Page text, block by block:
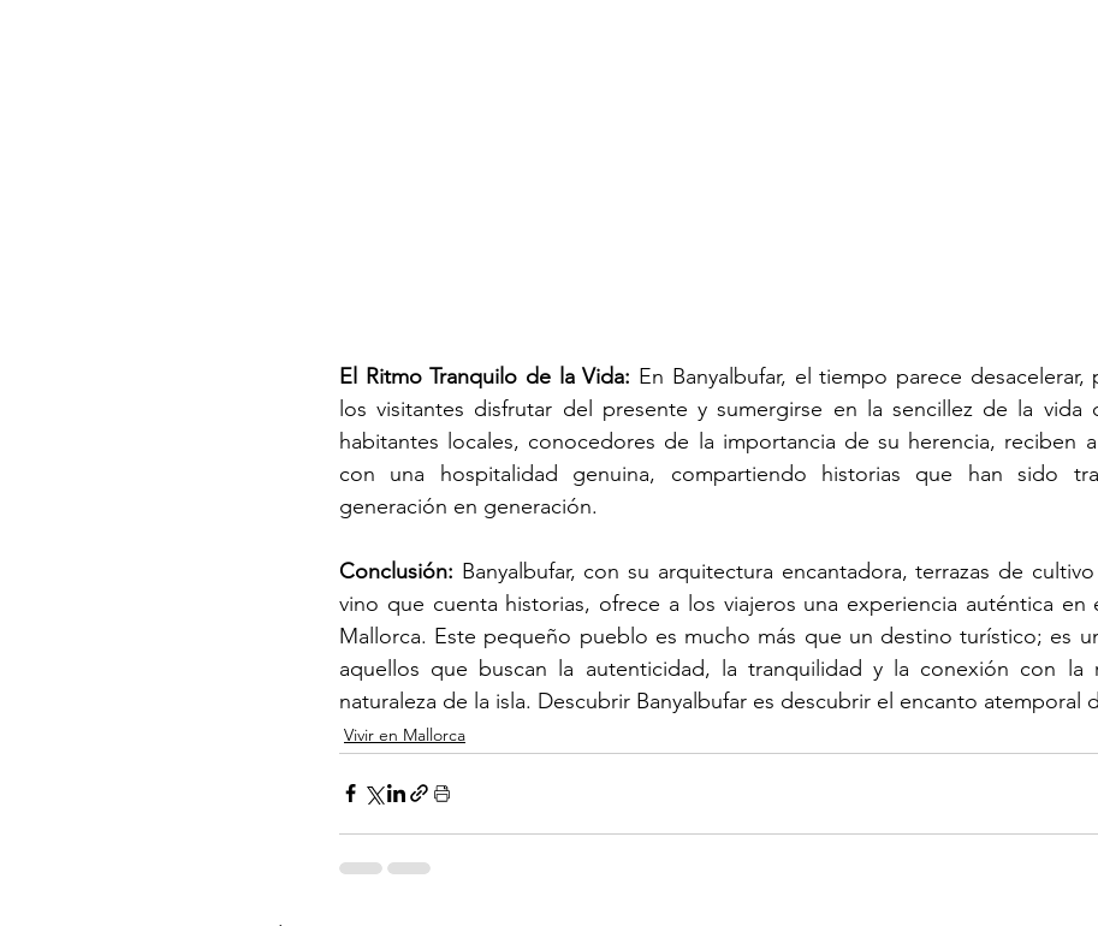
El Ritmo Tranquilo de la Vida: En Banyalbufar, el tiempo parece desacelerar,
los visitantes disfrutar del presente y sumergirse en la sencillez de la vida
habitantes locales, conocedores de la importancia de su herencia, reciben
con una hospitalidad genuina, compartiendo historias que han sido
generación en generación.
Conclusión: Banyalbufar, con su arquitectura encantadora, terrazas de
vino que cuenta historias, ofrece a los viajeros una experiencia auténtica en
Mallorca. Este pequeño pueblo es mucho más que un destino turístico; es
aquellos que buscan la autenticidad, la tranquilidad y la conexión con la
naturaleza de la isla. Descubrir Banyalbufar es descubrir el encanto atemporal
Vivir en Mallorca